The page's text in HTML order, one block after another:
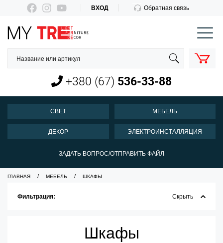
ВХОД Обратная связь
О нас
Оплата и доставка
Контакты
+380 (67)536-33-88
КОРЗИНА
+380 (67) 536-33-88
СВЕТ МЕБЕЛЬ
ДЕКОР ЭЛЕКТРОИНСТАЛЛЯЦИЯ
ЗАДАТЬ ВОПРОС/ОТПРАВИТЬ ФАЙЛ
ГЛАВНАЯ МЕБЕЛЬ ШКАФЫ
Фильтрация: Скрыть
Шкафы